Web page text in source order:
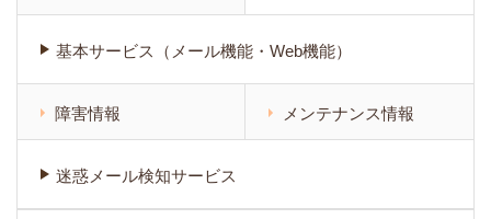
基本サービス（メール機能・Web機能）
障害情報 メンテナンス情報
迷惑メール検知サービス